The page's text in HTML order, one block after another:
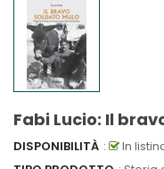
Fabi Lucio: Il
DISPONIBILITÀ :
In